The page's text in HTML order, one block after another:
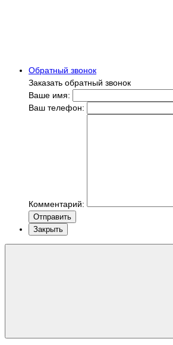
Обратный звонок
Заказать обратный звонок
Ваше имя:
Ваш телефон:
Комментарий:
Отправить
Закрыть